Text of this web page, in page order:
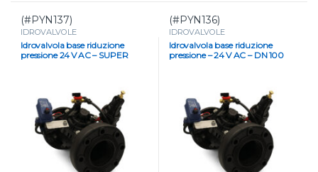
(#PYN137)
IDROVALVOLE
Idrovalvola base riduzione
pressione 24 V AC – SUPER
(#PYN136)
IDROVALVOLE
Idrovalvola base riduzione
pressione – 24 V AC – DN 100